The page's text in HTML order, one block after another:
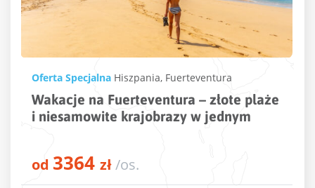
Oferta Specjalna Cypr
Wakacje na Cyprze czyli Twój relaks na
wyspie Afrodyty
od2170zł